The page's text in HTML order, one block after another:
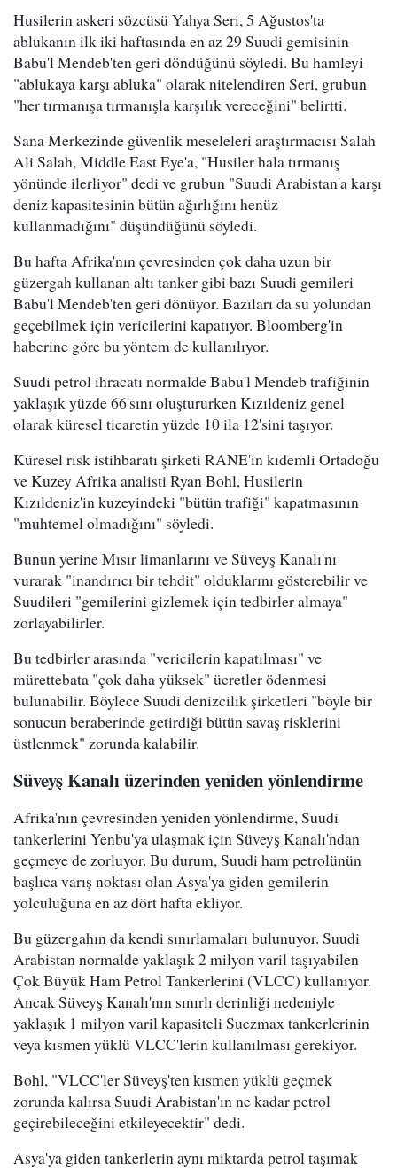
Husilerin askeri sözcüsü Yahya Seri, 5 Ağustos'ta
ablukanın ilk iki haftasında en az 29 Suudi gemisinin
Babu'l Mendeb'ten geri döndüğünü söyledi. Bu hamleyi
"ablukaya karşı abluka" olarak nitelendiren Seri, grubun
"her tırmanışa tırmanışla karşılık vereceğini" belirtti.
Sana Merkezinde güvenlik meseleleri araştırmacısı Salah
Ali Salah, Middle East Eye'a, "Husiler hala tırmanış
yönünde ilerliyor" dedi ve grubun "Suudi Arabistan'a karşı
deniz kapasitesinin bütün ağırlığını henüz
kullanmadığını" düşündüğünü söyledi.
Bu hafta Afrika'nın çevresinden çok daha uzun bir
güzergah kullanan altı tanker gibi bazı Suudi gemileri
Babu'l Mendeb'ten geri dönüyor. Bazıları da su yolundan
geçebilmek için vericilerini kapatıyor. Bloomberg'in
haberine göre bu yöntem de kullanılıyor.
Suudi petrol ihracatı normalde Babu'l Mendeb trafiğinin
yaklaşık yüzde 66'sını oluştururken Kızıldeniz genel
olarak küresel ticaretin yüzde 10 ila 12'sini taşıyor.
Küresel risk istihbaratı şirketi RANE'in kıdemli Ortadoğu
ve Kuzey Afrika analisti Ryan Bohl, Husilerin
Kızıldeniz'in kuzeyindeki "bütün trafiği" kapatmasının
"muhtemel olmadığını" söyledi.
Bunun yerine Mısır limanlarını ve Süveyş Kanalı'nı
vurarak "inandırıcı bir tehdit" olduklarını gösterebilir ve
Suudileri "gemilerini gizlemek için tedbirler almaya"
zorlayabilirler.
Bu tedbirler arasında "vericilerin kapatılması" ve
mürettebata "çok daha yüksek" ücretler ödenmesi
bulunabilir. Böylece Suudi denizcilik şirketleri "böyle bir
sonucun beraberinde getirdiği bütün savaş risklerini
üstlenmek" zorunda kalabilir.
Süveyş Kanalı üzerinden yeniden yönlendirme
Afrika'nın çevresinden yeniden yönlendirme, Suudi
tankerlerini Yenbu'ya ulaşmak için Süveyş Kanalı'ndan
geçmeye de zorluyor. Bu durum, Suudi ham petrolünün
başlıca varış noktası olan Asya'ya giden gemilerin
yolculuğuna en az dört hafta ekliyor.
Bu güzergahın da kendi sınırlamaları bulunuyor. Suudi
Arabistan normalde yaklaşık 2 milyon varil taşıyabilen
Çok Büyük Ham Petrol Tankerlerini (VLCC) kullanıyor.
Ancak Süveyş Kanalı'nın sınırlı derinliği nedeniyle
yaklaşık 1 milyon varil kapasiteli Suezmax tankerlerinin
veya kısmen yüklü VLCC'lerin kullanılması gerekiyor.
Bohl, "VLCC'ler Süveyş'ten kısmen yüklü geçmek
zorunda kalırsa Suudi Arabistan'ın ne kadar petrol
geçirebileceğini etkileyecektir" dedi.
Asya'ya giden tankerlerin aynı miktarda petrol taşımak